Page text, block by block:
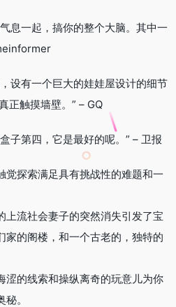
息一起，搞你的整个大脑。其中一
设有一个巨大的娃娃屋设计的细节
正触摸墙壁。” – GQ
子第四，它是最好的呢。” – 卫报
觉探索满足具有挑战性的难题和一
上流社会妻子的突然消失引发了宝
家的阁楼，和一个古老的，独特的
涩的线索和操纵离奇的玩意儿为你
。